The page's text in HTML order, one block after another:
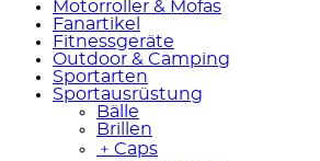
Motorroller & Mofas
Fanartikel
Fitnessgeräte
Outdoor & Camping
Sportarten
Sportausrüstung
Bälle
Brillen
﹢ Caps